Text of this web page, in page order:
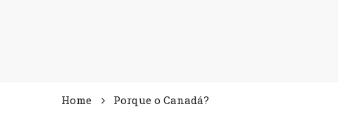
Home Porque o Canadá?